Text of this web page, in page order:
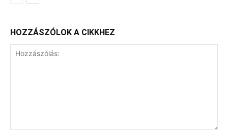
HOZZÁSZÓLOK A CIKKHEZ